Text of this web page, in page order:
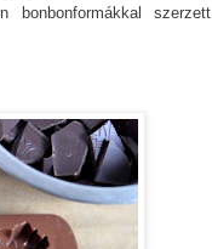
bonbonformákkal szerzett